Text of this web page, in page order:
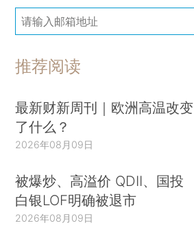
推荐阅读
最新财新周刊｜欧洲高温改变
了什么？
2026年08月09日
被爆炒、高溢价 QDII、国投
白银LOF明确被退市
2026年08月09日